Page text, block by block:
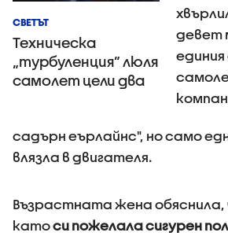
СВЕТЪТ
Техническа
„турбуленция” люля
самолет цели два
девет
садърн еърлайнс", но само
влязла в двигателя.
Възрастната жена обяснила,
катоси пожелала сигурен